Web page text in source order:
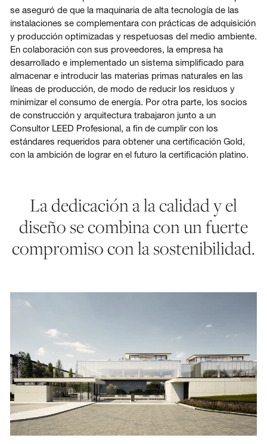
se aseguró de que la maquinaria de alta tecnología de las
instalaciones se complementara con prácticas de adquisición
y producción optimizadas y respetuosas del medio ambiente.
En colaboración con sus proveedores, la empresa ha
desarrollado e implementado un sistema simplificado para
almacenar e introducir las materias primas naturales en las
líneas de producción, de modo de reducir los residuos y
minimizar el consumo de energía. Por otra parte, los socios
de construcción y arquitectura trabajaron junto a un
Consultor LEED Profesional, a fin de cumplir con los
estándares requeridos para obtener una certificación Gold,
con la ambición de lograr en el futuro la certificación platino.
La dedicación a la calidad y el
diseño se combina con un fuerte
compromiso con la sostenibilidad.